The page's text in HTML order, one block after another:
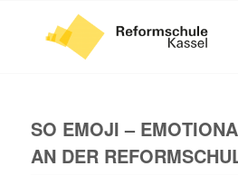
SO EMOJI –
AN DER